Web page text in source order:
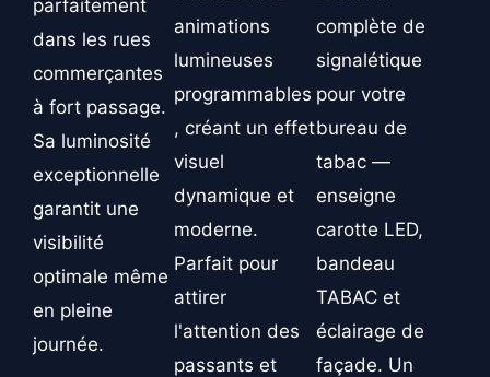
parfaitement
dans les rues
commerçantes
à fort passage.
Sa luminosité
exceptionnelle
garantit une
visibilité
optimale même
en pleine
journée.
animations
lumineuses
programmables
, créant un effet
visuel
dynamique et
moderne.
Parfait pour
attirer
l'attention des
passants et
complète de
signalétique
pour votre
bureau de
tabac —
enseigne
carotte LED,
bandeau
TABAC et
éclairage de
façade. Un